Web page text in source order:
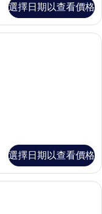
選擇日期以查看價格
羽絨被、客房內保險箱、書
選擇日期以查看價格
羽絨被、客房內保險箱、書